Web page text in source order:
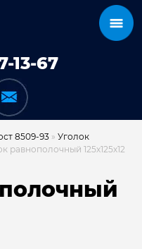
13-67
КАТАЛОГ
8509-93 » Уголок
равнополочный 125х125х12